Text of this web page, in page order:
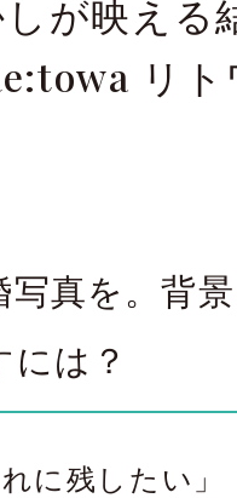
で予約・相
合せ・資料請
が映える
リ
写真を。背
は？
れに残したい